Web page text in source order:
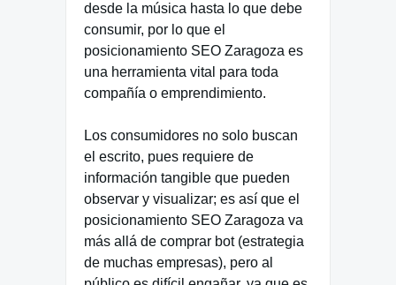
desde la música hasta lo que debe
consumir, por lo que el
posicionamiento SEO Zaragoza es
una herramienta vital para toda
compañía o emprendimiento.
Los consumidores no solo buscan
el escrito, pues requiere de
información tangible que pueden
observar y visualizar; es así que el
posicionamiento SEO Zaragoza va
más allá de comprar bot (estrategia
de muchas empresas), pero al